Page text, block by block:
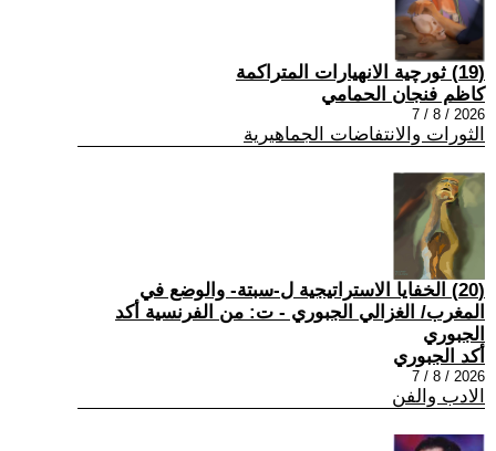
(19) ثورچية الانهيارات المتراكمة
كاظم فنجان الحمامي
2026 / 8 / 7
الثورات والانتفاضات الجماهيرية
(20) الخفايا الاستراتيجية ل-سبتة- والوضع في
المغرب/ الغزالي الجبوري - ت: من الفرنسية أكد
الجبوري
أكد الجبوري
2026 / 8 / 7
الادب والفن